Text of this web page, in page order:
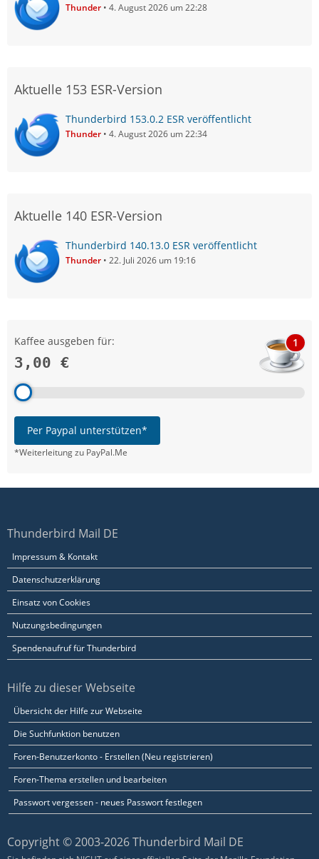
Thunder 4. August 2026 um 22:28
Aktuelle 153 ESR-Version
Thunderbird 153.0.2 ESR veröffentlicht
Thunder 4. August 2026 um 22:34
Aktuelle 140 ESR-Version
Thunderbird 140.13.0 ESR veröffentlicht
Thunder 22. Juli 2026 um 19:16
Kaffee ausgeben für:
3,00 €
1
Per Paypal unterstützen*
*Weiterleitung zu PayPal.Me
Thunderbird Mail DE
Impressum & Kontakt
Datenschutzerklärung
Einsatz von Cookies
Nutzungsbedingungen
Spendenaufruf für Thunderbird
Hilfe zu dieser Webseite
Übersicht der Hilfe zur Webseite
Die Suchfunktion benutzen
Foren-Benutzerkonto - Erstellen (Neu registrieren)
Foren-Thema erstellen und bearbeiten
Passwort vergessen - neues Passwort festlegen
Copyright © 2003-2026 Thunderbird Mail DE